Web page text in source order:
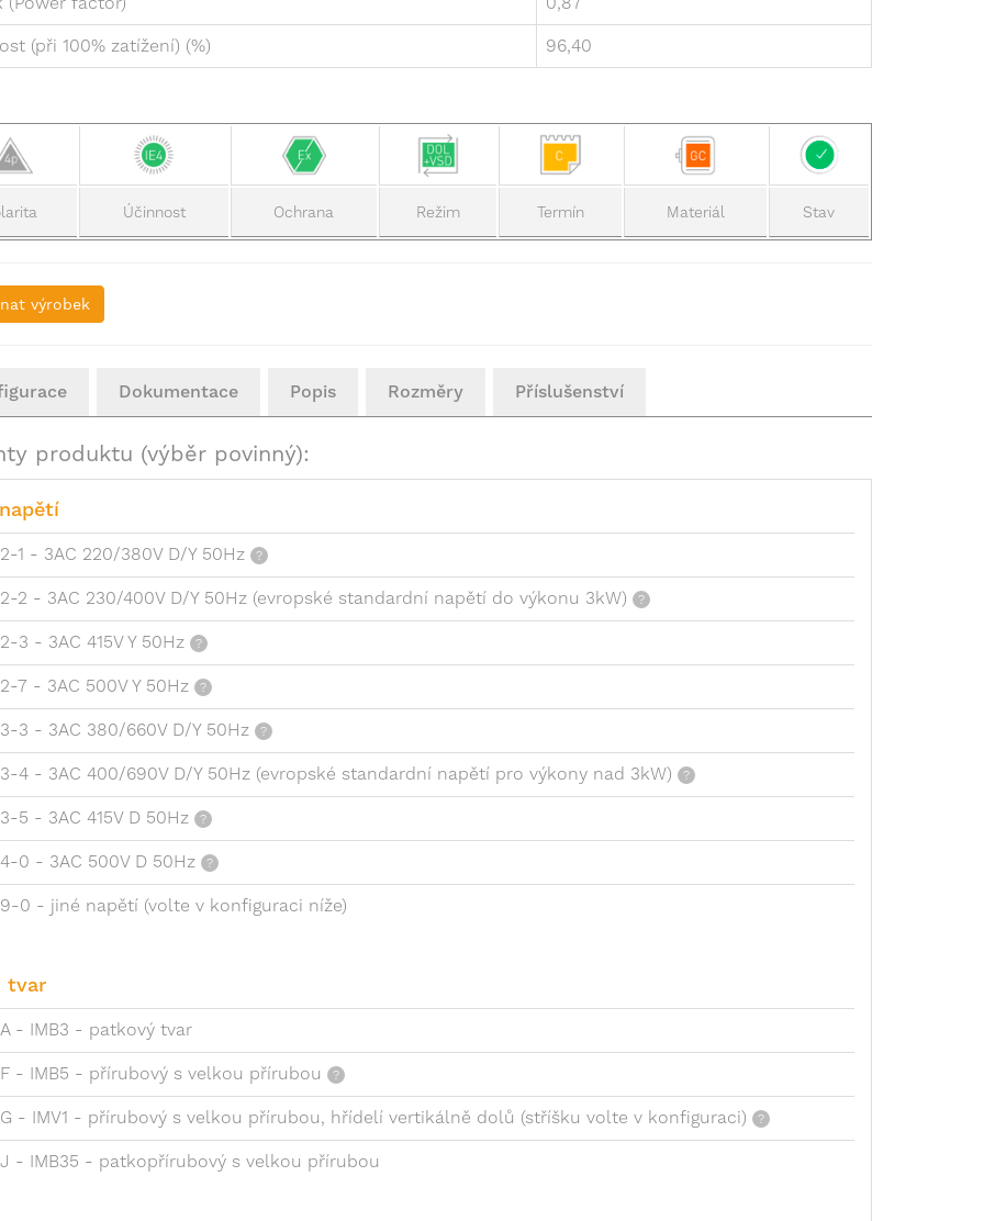
(při 100% zatížení) (%) 96,40
Účinnost Ochrana Režim Termín Materiál Stav
výrobek
Dokumentace Popis Rozměry Příslušenství
produktu (výběr povinný):
2-1 - 3AC 220/380V D/Y 50Hz
2-2 - 3AC 230/400V D/Y 50Hz (evropské standardní napětí do výkonu 3kW)
2-3 - 3AC 415V Y 50Hz
2-7 - 3AC 500V Y 50Hz
3-3 - 3AC 380/660V D/Y 50Hz
3-4 - 3AC 400/690V D/Y 50Hz (evropské standardní napětí pro výkony nad 3kW)
3-5 - 3AC 415V D 50Hz
4-0 - 3AC 500V D 50Hz
9-0 - jiné napětí (volte v konfiguraci níže)
tvar
A - IMB3 - patkový tvar
F - IMB5 - přírubový s velkou přírubou
G - IMV1 - přírubový s velkou přírubou, hřídelí vertikálně dolů (stříšku volte v konfiguraci)
J - IMB35 - patkopřírubový s velkou přírubou